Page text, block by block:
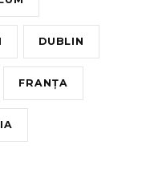
DUBLIN
FRANȚA